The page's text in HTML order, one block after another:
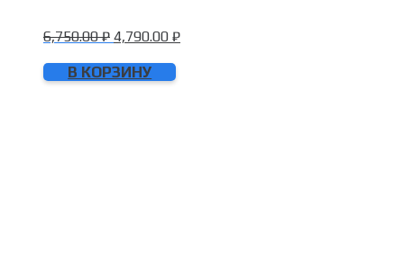
6,750.00₽ 4,790.00 ₽
В КОРЗИНУ